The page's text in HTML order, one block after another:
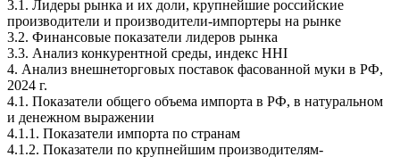
3.1. Лидеры рынка и их доли, крупнейшие российские
производители и производители-импортеры на рынке
3.2. Финансовые показатели лидеров рынка
3.3. Анализ конкурентной среды, индекс HHI
4. Анализ внешнеторговых поставок фасованной муки в РФ,
2024 г.
4.1. Показатели общего объема импорта в РФ, в натуральном
и денежном выражении
4.1.1. Показатели импорта по странам
4.1.2. Показатели по крупнейшим производителям-